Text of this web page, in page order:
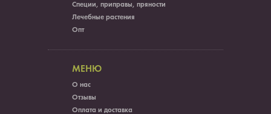
Специи, приправы, пряности
Лечебные растения
Опт
МЕНЮ
О нас
Отзывы
Оплата и доставка